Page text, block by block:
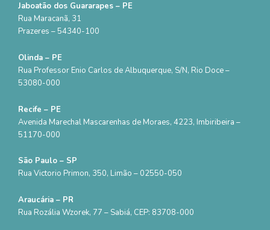
Jaboatão dos Guararapes – PE
Rua Maracanã, 31
Prazeres – 54340-100
Olinda – PE
Rua Professor Enio Carlos de Albuquerque, S/N, Rio Doce –
53080-000
Recife – PE
Avenida Marechal Mascarenhas de Moraes, 4223, Imbiribeira –
51170-000
São Paulo – SP
Rua Victorio Primon, 350, Limão – 02550-050
Araucária – PR
Rua Rozália Wzorek, 77 – Sabiá, CEP: 83708-000